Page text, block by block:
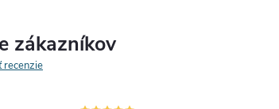
zákazníkov
recenzie